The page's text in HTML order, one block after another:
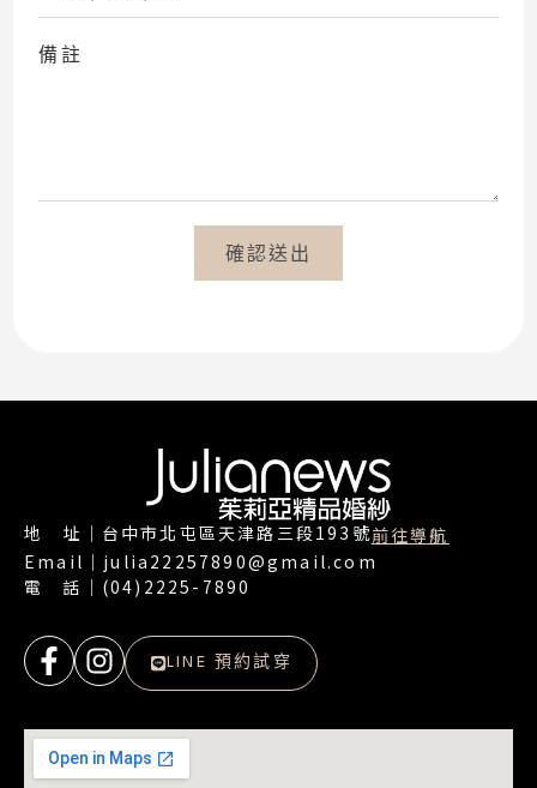
備註
確認送出
地 址｜台中市北屯區天津路三段193號前往導航
Email｜julia22257890@gmail.com
電 話｜(04)2225-7890
LINE 預約試穿